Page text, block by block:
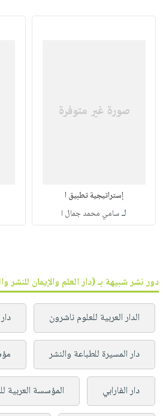
إستراتيجية تطبيق ا
لـسامي محمد جمال ا
دور نشر شبيهة بـ (دار العلم والإيمان للنشر
الدار العربية للعلوم ناشرون
دار المسيرة للطباعة والنشر
دار الفارابي المؤسسة العربية